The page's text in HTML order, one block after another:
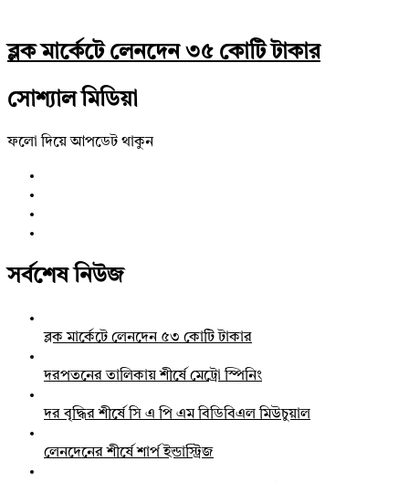
ব্লক মার্কেটে লেনদেন ৩৫ কোটি টাকার
সোশ্যাল মিডিয়া
ফলো দিয়ে আপডেট থাকুন
সর্বশেষ নিউজ
ব্লক মার্কেটে লেনদেন ৫৩ কোটি টাকার
দরপতনের তালিকায় শীর্ষে মেট্রো স্পিনিং
দর বৃদ্ধির শীর্ষে সি এ পি এম বিডিবিএল মিউচুয়াল
লেনদেনের শীর্ষে শার্প ইন্ডাস্ট্রিজ